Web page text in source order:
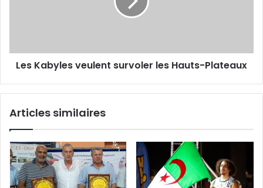
Les Kabyles veulent survoler les Hauts-Plateaux
Articles similaires